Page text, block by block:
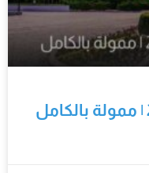
منحة جامعة بيلكنت 2026 | ممولة بالكامل